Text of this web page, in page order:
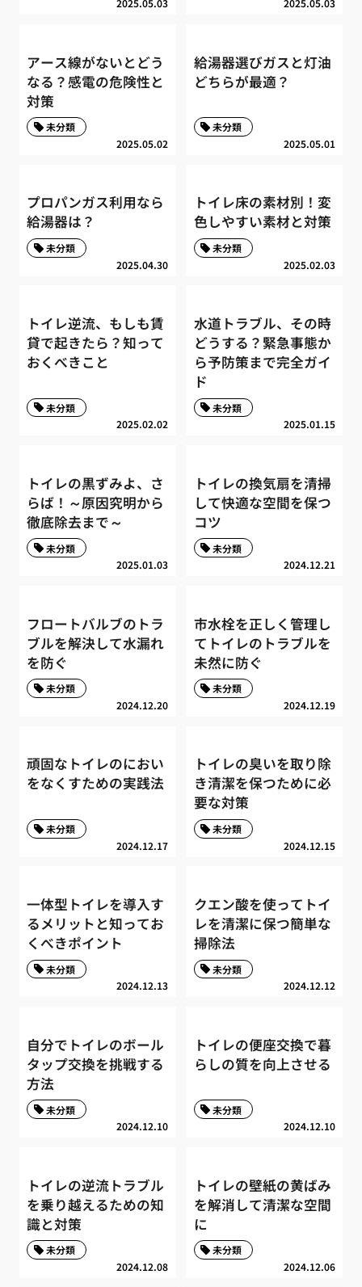
2025.05.03 2025.05.03
アース線がないとどう
なる？感電の危険性と
対策
2025.05.02
未分類
給湯器選びガスと灯油
どちらが最適？
2025.05.01
未分類
プロパンガス利用なら
給湯器は？
2025.04.30
未分類
トイレ床の素材別！変
色しやすい素材と対策
2025.02.03
未分類
トイレ逆流、もしも賃
貸で起きたら？知って
おくべきこと
2025.02.02
未分類
水道トラブル、その時
どうする？緊急事態か
ら予防策まで完全ガイ
ド
2025.01.15
未分類
トイレの黒ずみよ、さ
らば！～原因究明から
徹底除去まで～
2025.01.03
未分類
トイレの換気扇を清掃
して快適な空間を保つ
コツ
2024.12.21
未分類
フロートバルブのトラ
ブルを解決して水漏れ
を防ぐ
2024.12.20
未分類
市水栓を正しく管理し
てトイレのトラブルを
未然に防ぐ
2024.12.19
未分類
頑固なトイレのにおい
をなくすための実践法
2024.12.17
未分類
トイレの臭いを取り除
き清潔を保つために必
要な対策
2024.12.15
未分類
一体型トイレを導入す
るメリットと知ってお
くべきポイント
2024.12.13
未分類
クエン酸を使ってトイ
レを清潔に保つ簡単な
掃除法
2024.12.12
未分類
自分でトイレのボール
タップ交換を挑戦する
方法
2024.12.10
未分類
トイレの便座交換で暮
らしの質を向上させる
2024.12.10
未分類
トイレの逆流トラブル
を乗り越えるための知
識と対策
2024.12.08
未分類
トイレの壁紙の黄ばみ
を解消して清潔な空間
に
2024.12.06
未分類